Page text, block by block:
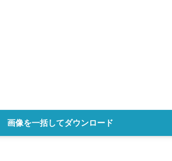
画像を一括してダウンロード